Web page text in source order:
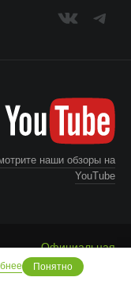
наши обзоры на
YouTube
Официальная
информация
Понятно